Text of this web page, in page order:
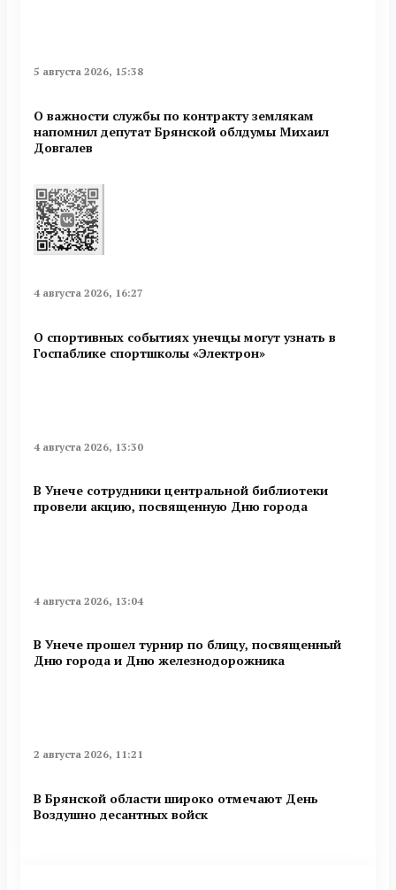
5 августа 2026, 15:38
О важности службы по контракту землякам
напомнил депутат Брянской облдумы Михаил
Довгалев
4 августа 2026, 16:27
О спортивных событиях унечцы могут узнать в
Госпаблике спортшколы «Электрон»
4 августа 2026, 13:30
В Унече сотрудники центральной библиотеки
провели акцию, посвященную Дню города
4 августа 2026, 13:04
В Унече прошел турнир по блицу, посвященный
Дню города и Дню железнодорожника
2 августа 2026, 11:21
В Брянской области широко отмечают День
Воздушно десантных войск